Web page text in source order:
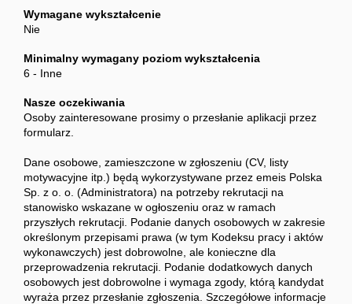
Wymagane wykształcenie
Nie
Minimalny wymagany poziom wykształcenia
6 - Inne
Nasze oczekiwania
Osoby zainteresowane prosimy o przesłanie aplikacji przez
formularz.
Dane osobowe, zamieszczone w zgłoszeniu (CV, listy
motywacyjne itp.) będą wykorzystywane przez emeis Polska
Sp. z o. o. (Administratora) na potrzeby rekrutacji na
stanowisko wskazane w ogłoszeniu oraz w ramach
przyszłych rekrutacji. Podanie danych osobowych w zakresie
określonym przepisami prawa (w tym Kodeksu pracy i aktów
wykonawczych) jest dobrowolne, ale konieczne dla
przeprowadzenia rekrutacji. Podanie dodatkowych danych
osobowych jest dobrowolne i wymaga zgody, którą kandydat
wyraża przez przesłanie zgłoszenia. Szczegółowe informacje